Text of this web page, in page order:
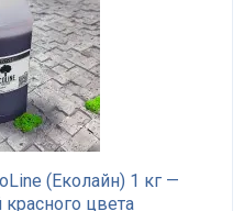
(Еколайн) 1 кг —
цвета